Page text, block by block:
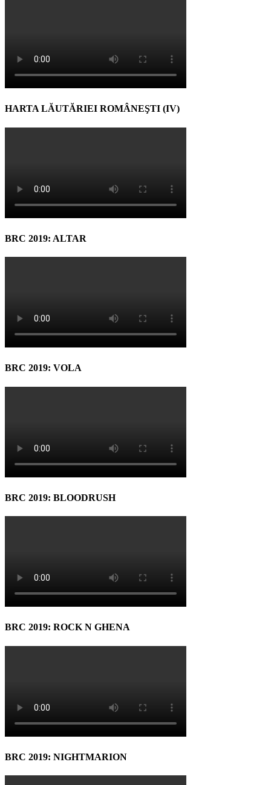
HARTA LĂUTĂRIEI ROMÂNEŞTI (IV)
BRC 2019: ALTAR
BRC 2019: VOLA
BRC 2019: BLOODRUSH
BRC 2019: ROCK N GHENA
BRC 2019: NIGHTMARION